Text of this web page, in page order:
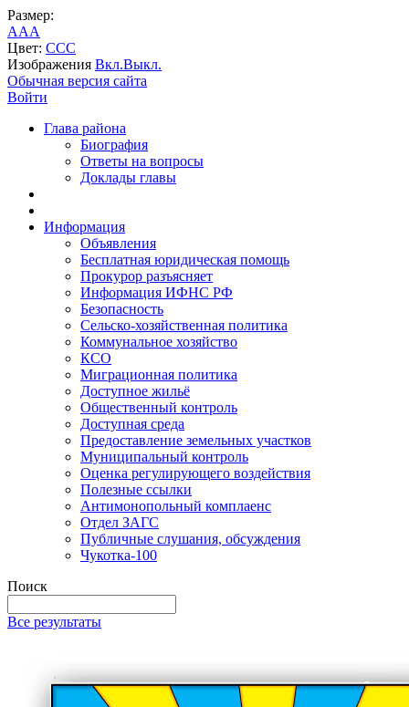
Размер:
AAA
Цвет: CCC
Изображения Вкл.Выкл.
Обычная версия сайта
Войти
Глава района
Биография
Ответы на вопросы
Доклады главы
Информация
Объявления
Бесплатная юридическая помощь
Прокурор разъясняет
Информация ИФНС РФ
Безопасность
Сельско-хозяйственная политика
Коммунальное хозяйство
КСО
Миграционная политика
Доступное жильё
Общественный контроль
Доступная среда
Предоставление земельных участков
Муниципальный контроль
Оценка регулирующего воздействия
Полезные ссылки
Антимонопольный комплаенс
Отдел ЗАГС
Публичные слушания, обсуждения
Чукотка-100
Поиск
Все результаты